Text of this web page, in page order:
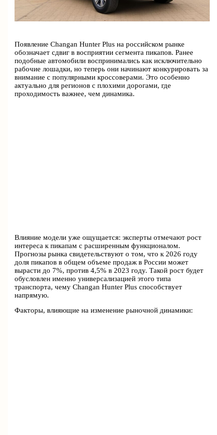
Появление Changan Hunter Plus на российском рынке
обозначает сдвиг в восприятии сегмента пикапов. Ранее
подобные автомобили воспринимались как исключительно
рабочие лошадки, но теперь они начинают конкурировать за
внимание с популярными кроссоверами. Это особенно
актуально для регионов с плохими дорогами, где
проходимость важнее, чем динамика.
Влияние модели уже ощущается: эксперты отмечают рост
интереса к пикапам с расширенным функционалом.
Прогнозы рынка свидетельствуют о том, что к 2026 году
доля пикапов в общем объеме продаж в России может
вырасти до 7%, против 4,5% в 2023 году. Такой рост будет
обусловлен именно универсализацией этого типа
транспорта, чему Changan Hunter Plus способствует
напрямую.
Факторы, влияющие на изменение рыночной динамики: